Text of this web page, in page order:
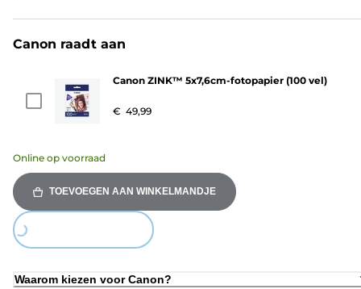
Canon raadt aan
Canon ZINK™ 5x7,6cm-fotopapier (100 vel)
€ 49,99
Online op voorraad
TOEVOEGEN AAN WINKELMANDJE
Loading...
Waarom kiezen voor Canon?